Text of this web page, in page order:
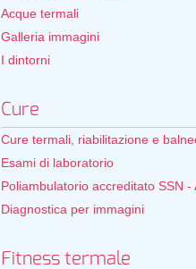
Acque termali
Galleria immagini
I dintorni
Cure
Cure termali, riabilitazione e
Esami di laboratorio
Poliambulatorio accreditato SSN -
Diagnostica per immagini
Fitness termale